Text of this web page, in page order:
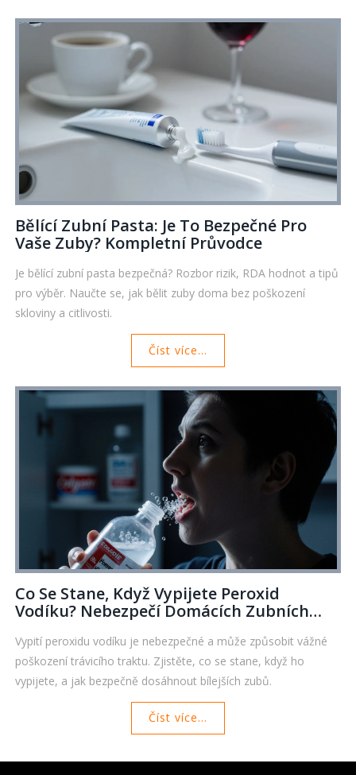
Bělící Zubní Pasta: Je To Bezpečné Pro
Vaše Zuby? Kompletní Průvodce
Je bělící zubní pasta bezpečná? Rozbor rizik, RDA hodnot a tipů
pro výběr. Naučte se, jak bělit zuby doma bez poškození
skloviny a citlivosti.
Číst více...
Co Se Stane, Když Vypijete Peroxid
Vodíku? Nebezpečí Domácích Zubních
Vypití peroxidu vodíku je nebezpečné a může způsobit vážné
poškození trávicího traktu. Zjistěte, co se stane, když ho
vypijete, a jak bezpečně dosáhnout bílejších zubů.
Číst více...